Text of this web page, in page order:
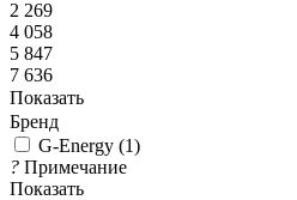
2 269
4 058
5 847
7 636
Показать
Бренд
G-Energy (1)
? Примечание
Показать